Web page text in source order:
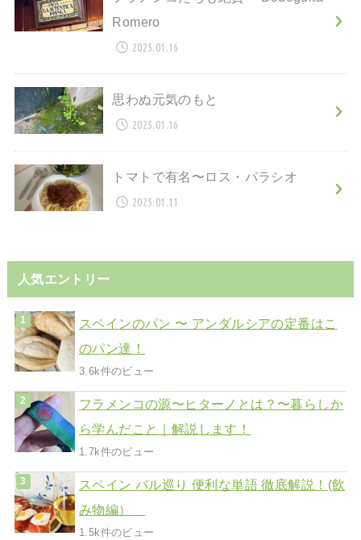
Romero
2025.01.16
思わぬ元気のもと
2025.01.16
トマトで有名〜ロス・パラシオ
2025.01.11
人気エントリー
スペインのパン 〜 アンダルシアの定番はこ
のパン達！
3.6k件のビュー
フラメンコの源〜ヒターノとは？〜暮らしか
ら学んだこと｜解説します！
1.7k件のビュー
スペイン バル巡り 便利な単語 徹底解説！(飲
み物編）
1.5k件のビュー